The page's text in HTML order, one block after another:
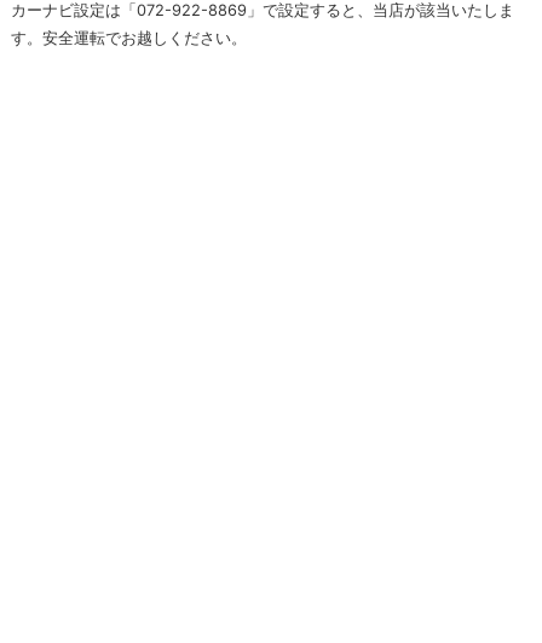
カーナビ設定は「072-922-8869」で設定すると、当店が該当いたしま
す。安全運転でお越しください。